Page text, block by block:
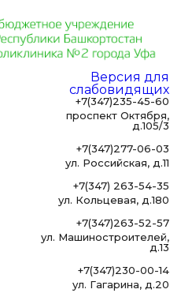
Версия для
слабовидящих
+7(347)235-45-60
проспект Октября,
д.105/3
+7(347)277-06-03
ул. Российская, д.11
+7(347) 263-54-35
ул. Кольцевая, д.180
+7(347)263-52-57
ул. Машиностроителей,
д.13
+7(347)230-00-14
ул. Гагарина, д.20